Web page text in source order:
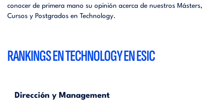
conocer de primera mano su opinión acerca de nuestros Másters,
Cursos y Postgrados en Technology.
RANKINGS EN TECHNOLOGY EN ESIC
Dirección y Management